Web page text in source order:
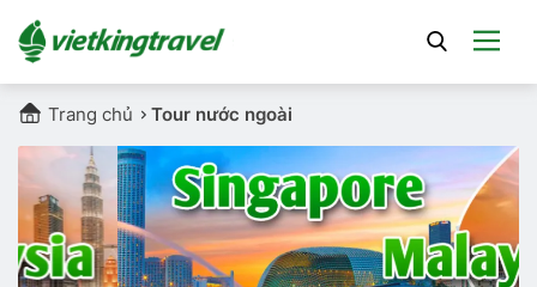
Trang chủ Tour nước ngoài